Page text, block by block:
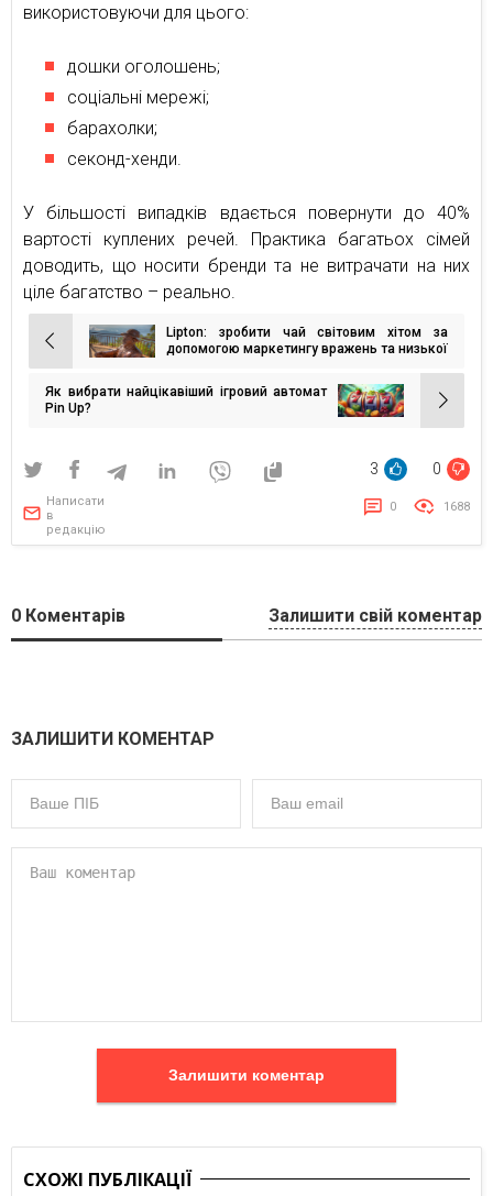
використовуючи для цього:
дошки оголошень;
соціальні мережі;
барахолки;
секонд-хенди.
У більшості випадків вдається повернути до 40%
вартості куплених речей. Практика багатьох сімей
доводить, що носити бренди та не витрачати на них
ціле багатство – реально.
Навігація
записів
Lipton: зробити чай світовим хітом за
допомогою маркетингу вражень та низької
Як вибрати найцікавіший ігровий автомат
Pin Up?
3 0
Написати
в
редакцію
0 1688
0 Коментарів Залишити свій коментар
ЗАЛИШИТИ КОМЕНТАР
Залишити коментар
СХОЖІ ПУБЛІКАЦІЇ